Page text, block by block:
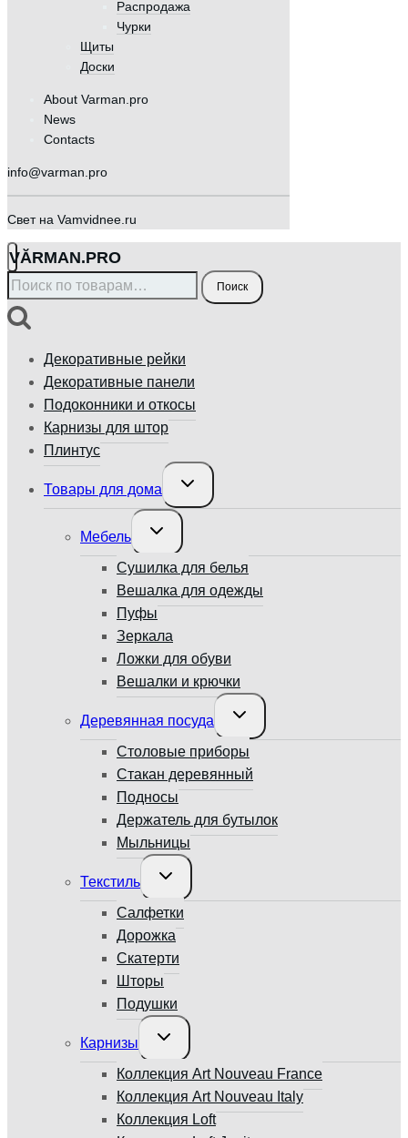
Распродажа
Чурки
Щиты
Доски
About Varman.pro
News
Contacts
info@varman.pro
Свет на Vamvidnee.ru
VӐRMAN.PRO
Искать: Поиск
Декоративные рейки
Декоративные панели
Подоконники и откосы
Карнизы для штор
Плинтус
Товары для дома
Переключить
дочернее
Мебель
Переключить
дочернее
Сушилка для белья
Вешалка для одежды
Пуфы
Зеркала
Ложки для обуви
Вешалки и крючки
Деревянная посуда
Переключить
дочернее
Столовые приборы
Стакан деревянный
Подносы
Держатель для бутылок
Мыльницы
Текстиль
Переключить
дочернее
Салфетки
Дорожка
Скатерти
Шторы
Подушки
Карнизы
Переключить
дочернее
Коллекция Art Nouveau France
Коллекция Art Nouveau Italy
Коллекция Loft